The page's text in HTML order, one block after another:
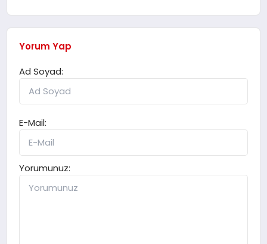
Yorum Yap
Ad Soyad:
E-Mail:
Yorumunuz: